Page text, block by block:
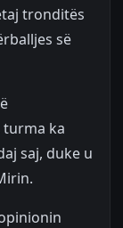
tronditës
së
ka
saj, duke u